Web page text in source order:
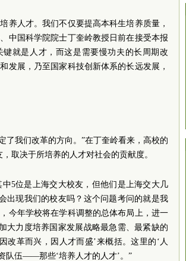
养人才。我们不仅要提高本科生培养质量，
中国科学院院士丁奎岭教授日前在接受本报
就是人才，而这是需要慢功夫的长周期改
发展，乃至国家科技创新体系的长远发展，
了我们改革的方向。”在丁奎岭看来，高校的
取决于所培养的人才对社会的贡献度。
5位是上海交大校友，但他们是上海交大几
出现我们的校友吗？这个问题考问的就是我
今年学校将在学科调整的总体布局上，进一
大力度培养国家发展战略最急需、最紧缺的
改革而兴，因人才而盛’来概括。这里的‘人
队伍——那些‘培养人才的人才’。”